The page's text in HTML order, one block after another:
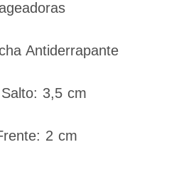
Antiderrapante
3,5 cm
2 cm